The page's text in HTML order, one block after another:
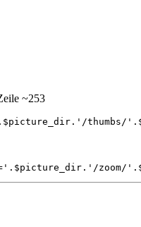
~253